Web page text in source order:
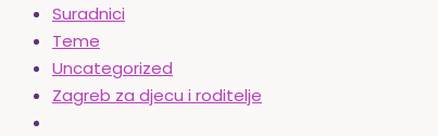
Suradnici
Teme
Uncategorized
Zagreb za djecu i roditelje